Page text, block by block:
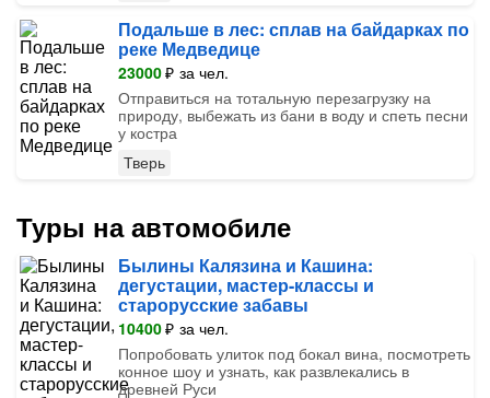
Подальше в лес: сплав на байдарках по
реке Медведице
23000₽ за чел.
Отправиться на тотальную перезагрузку на
природу, выбежать из бани в воду и спеть песни
у костра
Тверь
Туры на автомобиле
Былины Калязина и Кашина:
дегустации, мастер-классы и
старорусские забавы
10400₽ за чел.
Попробовать улиток под бокал вина, посмотреть
конное шоу и узнать, как развлекались в
древней Руси